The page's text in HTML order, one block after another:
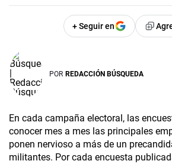
+ Seguir en
POR REDACCIÓN BÚSQUEDA
En cada campaña electoral, las
conocer mes a mes las principales
ponen nervioso a más de un
militantes. Por cada encuesta